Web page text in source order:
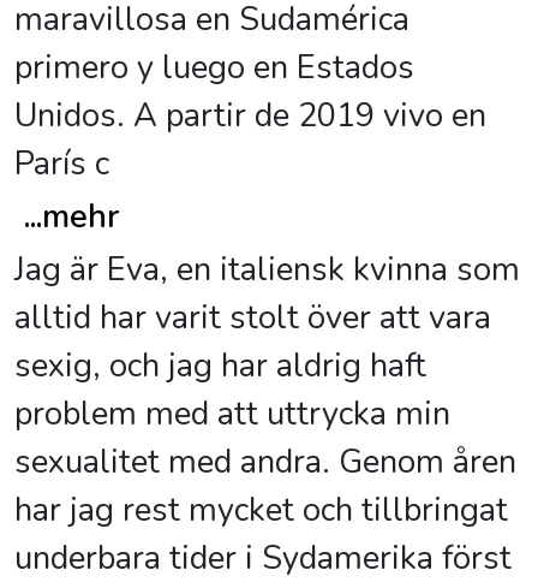
maravillosa en Sudamérica
primero y luego en Estados
Unidos. A partir de 2019 vivo en
París c
...mehr
Jag är Eva, en italiensk kvinna som
alltid har varit stolt över att vara
sexig, och jag har aldrig haft
problem med att uttrycka min
sexualitet med andra. Genom åren
har jag rest mycket och tillbringat
underbara tider i Sydamerika först